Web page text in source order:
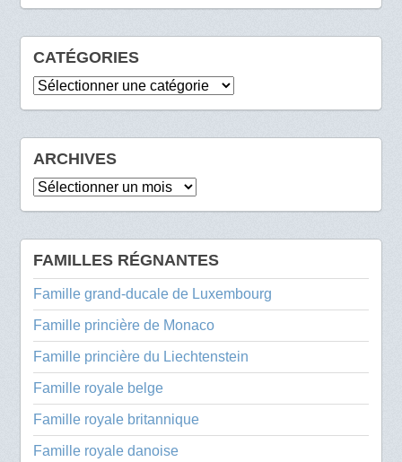
CATÉGORIES
Catégories
ARCHIVES
Archives
FAMILLES RÉGNANTES
Famille grand-ducale de Luxembourg
Famille princière de Monaco
Famille princière du Liechtenstein
Famille royale belge
Famille royale britannique
Famille royale danoise